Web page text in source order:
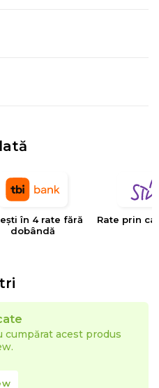
în 4 rate fără
dobândă
Rate prin
cumpărat acest produs